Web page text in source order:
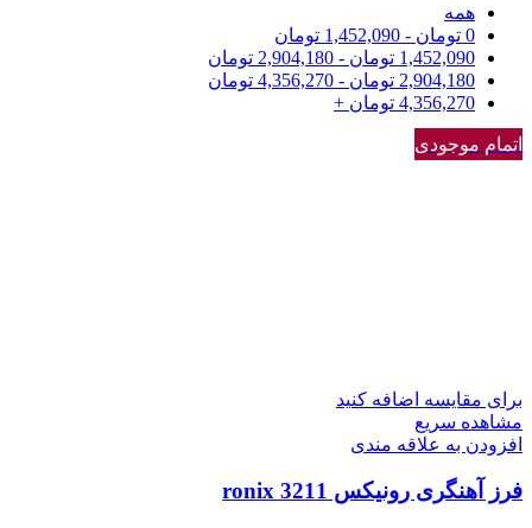
همه
0 تومان -
1,452,090 تومان
1,452,090 تومان -
2,904,180 تومان
2,904,180 تومان -
4,356,270 تومان
4,356,270 تومان +
اتمام موجودی
برای مقایسه اضافه کنید
مشاهده سریع
افزودن به علاقه مندی
فرز آهنگری رونیکس 3211 ronix